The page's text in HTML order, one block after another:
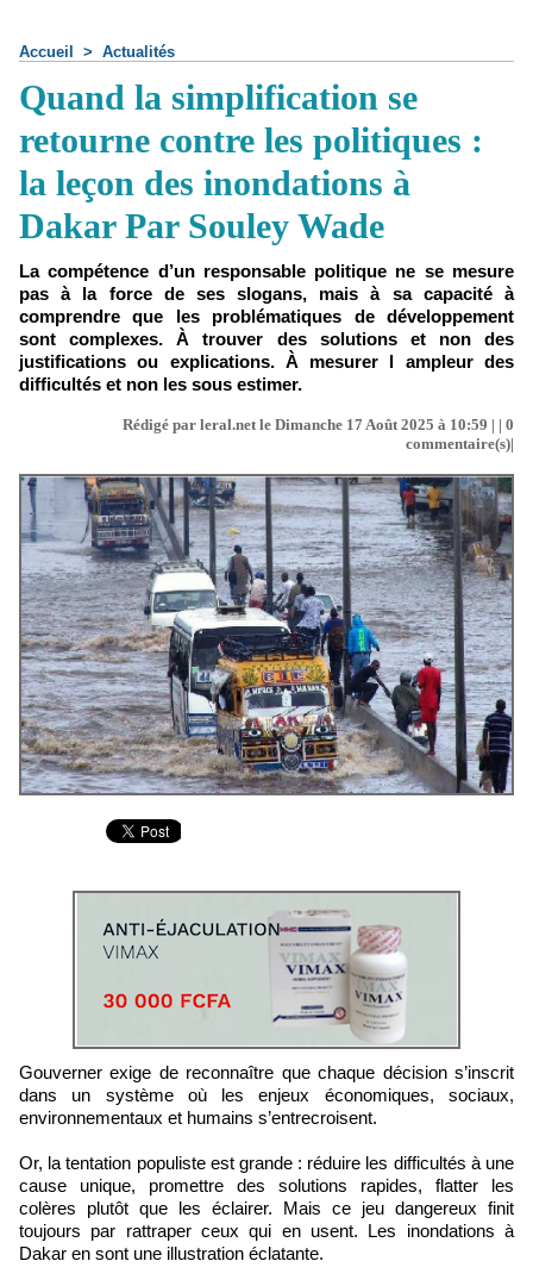
Accueil > Actualités
Quand la simplification se
retourne contre les politiques :
la leçon des inondations à
Dakar Par Souley Wade
La compétence d’un responsable politique ne se mesure
pas à la force de ses slogans, mais à sa capacité à
comprendre que les problématiques de développement
sont complexes. À trouver des solutions et non des
justifications ou explications. À mesurer l ampleur des
difficultés et non les sous estimer.
Rédigé par leral.net le Dimanche 17 Août 2025 à 10:59 | | 0
commentaire(s)|
Gouverner exige de reconnaître que chaque décision s’inscrit
dans un système où les enjeux économiques, sociaux,
environnementaux et humains s’entrecroisent.
Or, la tentation populiste est grande : réduire les difficultés à une
cause unique, promettre des solutions rapides, flatter les
colères plutôt que les éclairer. Mais ce jeu dangereux finit
toujours par rattraper ceux qui en usent. Les inondations à
Dakar en sont une illustration éclatante.